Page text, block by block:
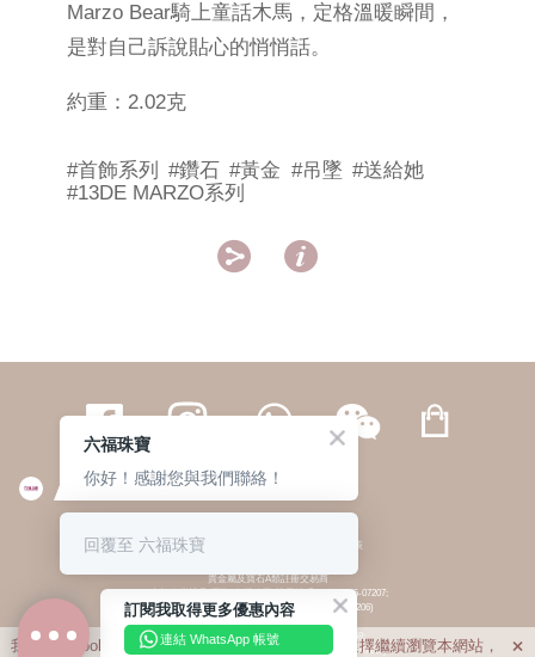
Marzo Bear騎上童話木馬，定格溫暖瞬間，
是對自己訴說貼心的悄悄話。
約重：2.02克
#首飾系列 #鑽石 #黃金 #吊墜 #送給她
#13DE MARZO系列
 
繁體 | 簡体
© 六福集團 版權所有 不得轉載 私隱政策
貴金屬及寶石A類註冊交易商
(六福企業禮品(國際)有限公司-註冊號碼:A-B-24-05-07207;
六福電子商貿有限公司-註冊號碼:A-B-24-05-07206)
貴金屬及寶石B類註冊交易商
(六福集團有限公司-註冊號碼:B-B-24-05-07258;
六福珠寶金行(香港)有限公司-註冊號碼:B-B-24-05-07259)
我們利用cookies為您提供最佳的瀏覽體驗。若您選擇繼續瀏覽本網站， 
訂閱我取得更多優惠內容
連結 WhatsApp 帳號
六福珠寶
你好！感謝您與我們聯絡！
回覆至 六福珠寶